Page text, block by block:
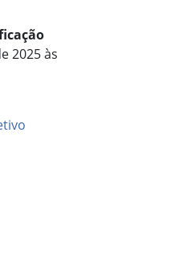
2025 às